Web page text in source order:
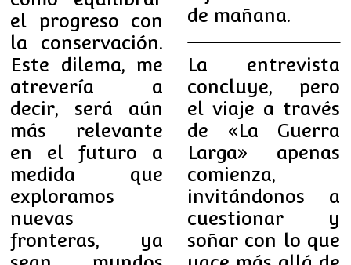
el progreso con
la conservación.
Este dilema, me
atrevería a
decir, será aún
más relevante
en el futuro a
medida que
exploramos
nuevas
fronteras, ya
de mañana.
La entrevista
concluye, pero
el viaje a través
de «La Guerra
Larga» apenas
comienza,
invitándonos a
cuestionar y
soñar con lo que